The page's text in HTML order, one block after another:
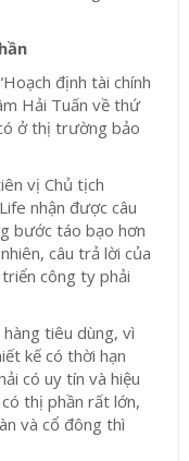
định tài chính
Hải Tuấn về thứ
ở thị trường bảo
vị Chủ tịch
nhận được câu
bước táo bạo hơn
câu trả lời của
công ty phải
tiêu dùng, vì
kế có thời hạn
có uy tín và hiệu
thị phần rất lớn,
và cổ đông thì